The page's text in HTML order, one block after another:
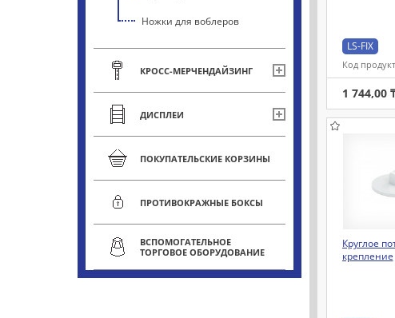
Ножки для воблеров
КРОСС-МЕРЧЕНДАЙЗИНГ
ДИСПЛЕИ
ПОКУПАТЕЛЬСКИЕ КОРЗИНЫ
ПРОТИВОКРАЖНЫЕ БОКСЫ
ВСПОМОГАТЕЛЬНОЕ
ТОРГОВОЕ ОБОРУДОВАНИЕ
LS-FIX
Код
1 744,00
Круглое
крепление